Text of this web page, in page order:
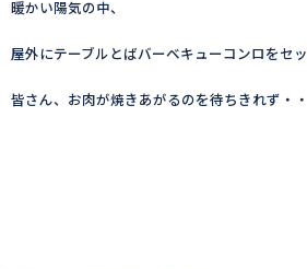
暖かい陽気の中、
屋外にテーブルとばバーベキューコンロをセ
皆さん、お肉が焼きあがるのを待ちきれず・